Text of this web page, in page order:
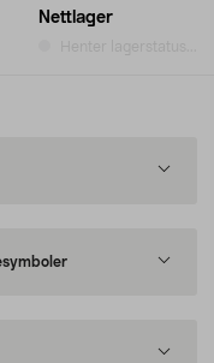
Nettlager